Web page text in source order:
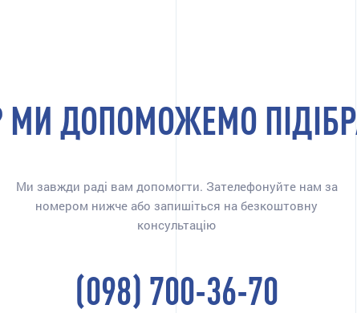
МИ ДОПОМОЖЕМО
Ми завжди раді вам допомогти. Зателефонуйте нам за
номером нижче або запишіться на безкоштовну
консультацію
(098) 700-36-70